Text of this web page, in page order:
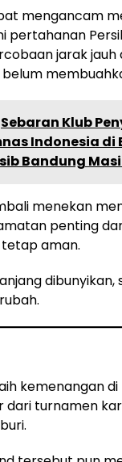
mengancam
pertahanan
jarak jauh
Sebaran Klub
Indonesia di
Bandung
menekan
penting
aman.
dibunyikan,
kemenangan di
dari turnamen